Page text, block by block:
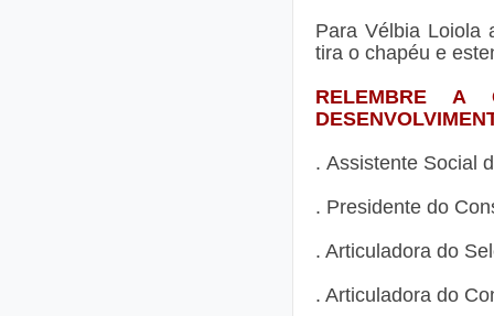
Para Vélbia Loiola
tira o chapéu e
RELEMBRE A
. Assistente Social
. Presidente do
. Articuladora do
. Articuladora do